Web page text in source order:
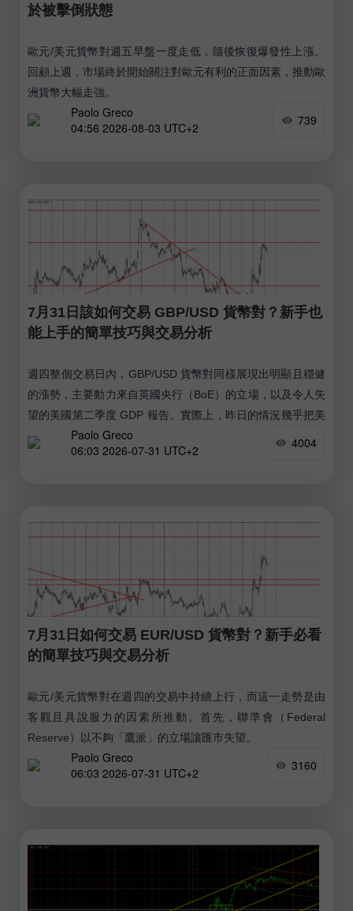
於被擊倒狀態
歐元/美元貨幣對週五早盤一度走低，隨後恢復爆發性上漲。
回顧上週，市場終於開始關注對歐元有利的正面因素，推動歐
洲貨幣大幅走強。
Paolo Greco
04:56 2026-08-03 UTC+2
739
7月31日該如何交易 GBP/USD 貨幣對？新手也
能上手的簡單技巧與交易分析
週四整個交易日內，GBP/USD 貨幣對同樣展現出明顯且穩健
的漲勢，主要動力來自英國央行（BoE）的立場，以及令人失
望的美國第二季度 GDP 報告。實際上，昨日的情況幾乎把美
元擊倒在地，市場終於睜開眼睛意識到，目前並非所有因素都
在支持美國貨幣。
Paolo Greco
06:03 2026-07-31 UTC+2
4004
7月31日如何交易 EUR/USD 貨幣對？新手必看
的簡單技巧與交易分析
歐元/美元貨幣對在週四的交易中持續上行，而這一走勢是由
客觀且具說服力的因素所推動。首先，聯準會（Federal
Reserve）以不夠「鷹派」的立場讓匯市失望。
Paolo Greco
06:03 2026-07-31 UTC+2
3160